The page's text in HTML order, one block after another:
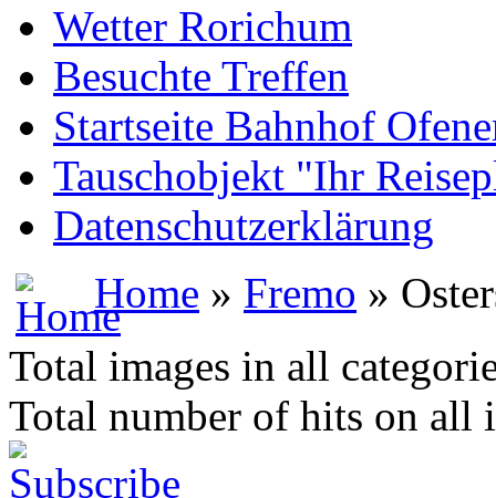
Wetter Rorichum
Besuchte Treffen
Startseite Bahnhof
Tauschobjekt "Ihr
Datenschutzerklärung
Home » Fremo »
Total images in all
Total number of hits on all